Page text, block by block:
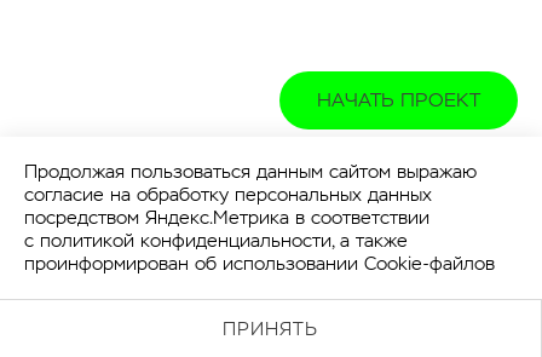
НАЧАТЬ ПРОЕКТ
Продолжая пользоваться данным сайтом выражаю
согласие на обработку персональных данных
посредством Яндекс.Метрика в соответствии
с политикой конфиденциальности, а также
проинформирован об использовании Cookie-файлов
ПРИНЯТЬ